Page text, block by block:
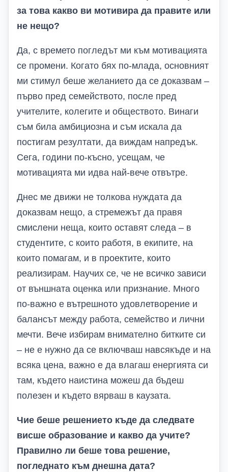
за това какво ви мотивира да правите или
не нещо?
Да, с времето погледът ми към мотивацията
се промени. Когато бях по-млада, основният
ми стимул беше желанието да се доказвам –
първо пред семейството, после пред
учителите, колегите и обществото. Винаги
съм била амбициозна и съм искала да
постигам резултати, да виждам напредък.
Сега, години по-късно, усещам, че
мотивацията ми идва най-вече отвътре.
Днес ме движи не толкова нуждата да
доказвам нещо, а стремежът да правя
смислени неща, които оставят следа – в
студентите, с които работя, в екипите, на
които помагам, и в проектите, които
реализирам. Научих се, че не всичко зависи
от външната оценка или признание. Много
по-важно е вътрешното удовлетворение и
балансът между работа, семейство и лични
мечти. Вече избирам внимателно битките си
– не е нужно да се включваш навсякъде и на
всяка цена, важно е да влагаш енергията си
там, където наистина можеш да бъдеш
полезен и където вярваш в каузата.
Чие беше решението къде да следвате
висше образование и какво да учите?
Правилно ли беше това решение,
погледнато към днешна дата?